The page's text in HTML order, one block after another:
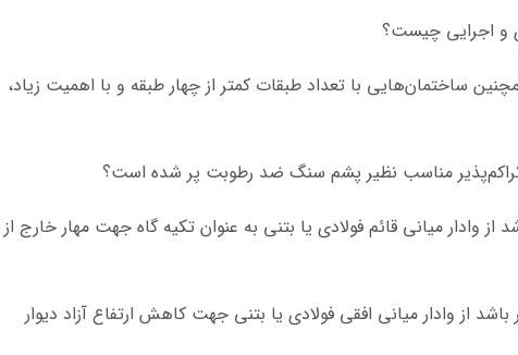
ساختمان‌هایی با تعداد طبقات کمتر از چهار طبقه و با اهمیت زیاد،
که طول دیوار بیش از ۴ متر باشد از وادار میانی قائم فولادی یا بتنی به عنوان تکیه گاه جهت مهار خارج از
در صورتی که ارتفاع آزاد بیش از ۵/۳ متر باشد از وادار میانی افقی فولادی یا بتنی جهت کاهش ارتفاع آزاد دیوار